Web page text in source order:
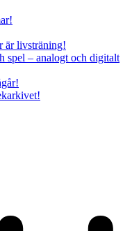
är livsträning!
spel – analogt och digitalt